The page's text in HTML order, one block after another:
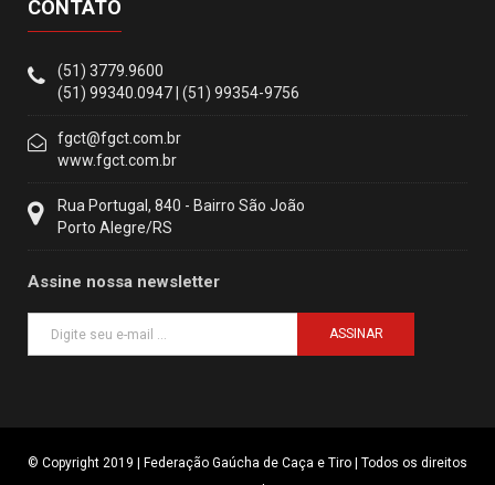
CONTATO
(51) 3779.9600
(51) 99340.0947 | (51) 99354-9756
fgct@fgct.com.br
www.fgct.com.br
Rua Portugal, 840 - Bairro São João
Porto Alegre/RS
Assine nossa newsletter
ASSINAR
© Copyright 2019 | Federação Gaúcha de Caça e Tiro | Todos os direitos